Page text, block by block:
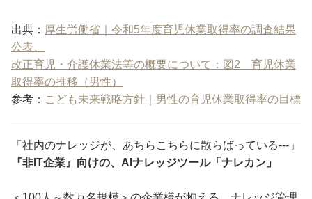
出典： 厚生労働省｜令和5年度育児休業取得率の調査結果
公表、
改正育児・介護休業法等の概要について：図2 育児休業
取得率の推移（男性）
参考： こども未来戦略方針｜男性の育児休業取得率の目標
「社内のナレッジが、あちらこちらに散らばっている---」
『非IT企業』向けの、AIナレッジツール「ナレカン」